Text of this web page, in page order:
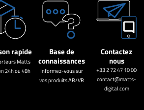
rapide
Matts
24h ou 48h
Base de
connaissances
Informez-vous sur
vos produits AR/VR
Contactez
nous
+33 2 72 47 10 00
contact@matts-
digital.com